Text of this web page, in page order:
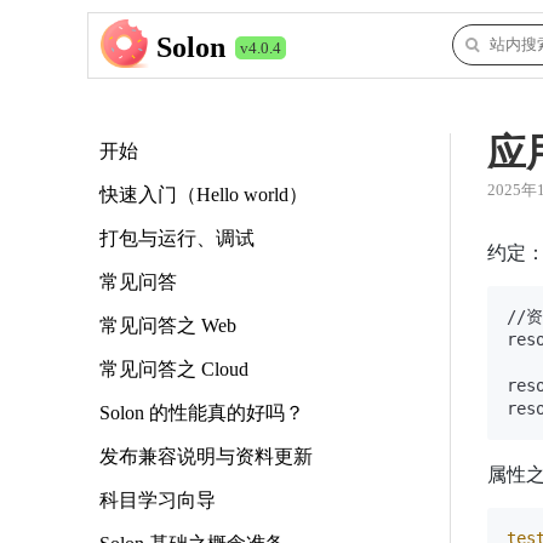
Solon v4.0.4
开始
快速入门（Hello world）
打包与运行、调试
常见问答
常见问答之 Web
常见问答之 Cloud
Solon 的性能真的好吗？
发布兼容说明与资料更新
科目学习向导
应
2025年
约定
//资
属性